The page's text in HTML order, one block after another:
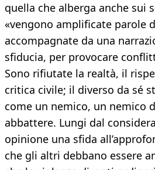
quella che alberga anche sui
«vengono amplificate parole
accompagnate da una
sfiducia, per provocare
Sono rifiutate la realtà, il
critica civile; il diverso da sé
come un nemico, un nemico
abbattere. Lungi dal
opinione una sfida
che gli altri debbano essere